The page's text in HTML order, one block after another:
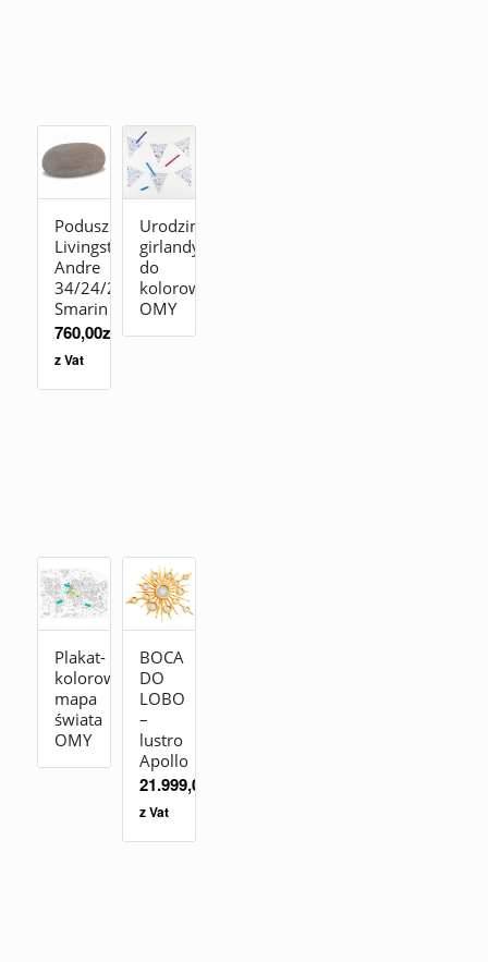
Poduszka
Livingstones
Andre
34/24/20
Smarin
760,00zł
z Vat
Urodzinowe
girlandy
do
kolorowania
OMY
Plakat-
kolorowanka
mapa
świata
OMY
BOCA
DO
LOBO
–
lustro
Apollo
21.999,00
z Vat